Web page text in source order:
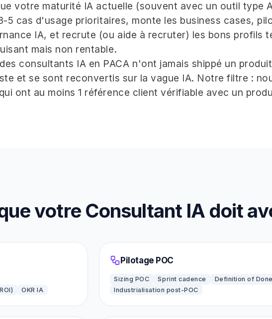
votre maturité IA actuelle (souvent avec un outil type
5 cas d'usage prioritaires, monte les business cases,
IA, et recrute (ou aide à recruter) les bons profils
mais non rentable.
consultants IA en PACA n'ont jamais shippé un
et se sont reconvertis sur la vague IA. Notre filtre :
ont au moins 1 référence client vérifiable avec un
votre Consultant IA doit
OKR IA
Pilotage POC
Sizing POC Sprint cadence Definition of Done
Industrialisation post-POC